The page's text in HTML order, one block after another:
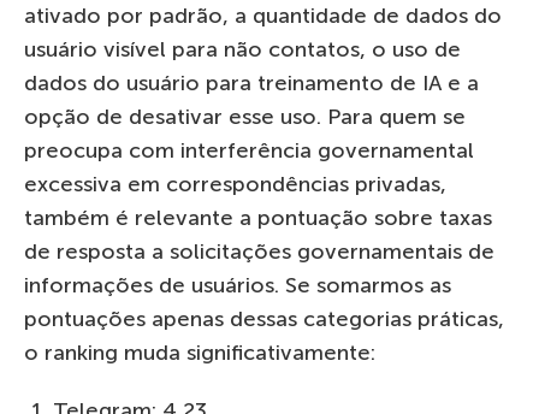
ativado por padrão, a quantidade de dados do
usuário visível para não contatos, o uso de
dados do usuário para treinamento de IA e a
opção de desativar esse uso. Para quem se
preocupa com interferência governamental
excessiva em correspondências privadas,
também é relevante a pontuação sobre taxas
de resposta a solicitações governamentais de
informações de usuários. Se somarmos as
pontuações apenas dessas categorias práticas,
o ranking muda significativamente: